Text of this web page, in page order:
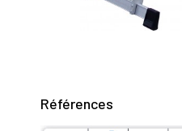
Références